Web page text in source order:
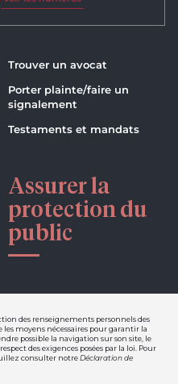
des renseignements personnels des
moyens nécessaires pour garantir la
possible la navigation sur son site, le
des exigences posées par la loi. Pour
consulter notreDéclaration de
Trouver un avocat
Porter plainte/faire un
signalement
Testaments et mandats
Assurer la
protection du
public
et